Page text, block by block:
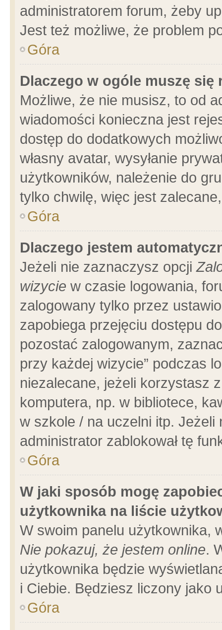
administratorem forum, żeby
Jest też możliwe, że problem
Góra
Dlaczego w ogóle muszę się
Możliwe, że nie musisz, to od
wiadomości konieczna jest
dostęp do dodatkowych
własny avatar, wysyłanie
użytkowników, należenie do
tylko chwilę, więc jest
Góra
Dlaczego jestem
Jeżeli nie zaznaczysz opcji
wizycie w czasie logowania,
zalogowany tylko przez
zapobiega przejęciu dostępu
pozostać zalogowanym,
przy każdej wizycie” podczas
niezalecane, jeżeli korzystasz
komputera, np. w bibliotece,
w szkole / na uczelni itp.
administrator zablokował tę
Góra
W jaki sposób mogę
użytkownika na liście
W swoim panelu użytkownika,
Nie pokazuj, że jestem online.
użytkownika będzie
i Ciebie. Będziesz liczony jako
Góra